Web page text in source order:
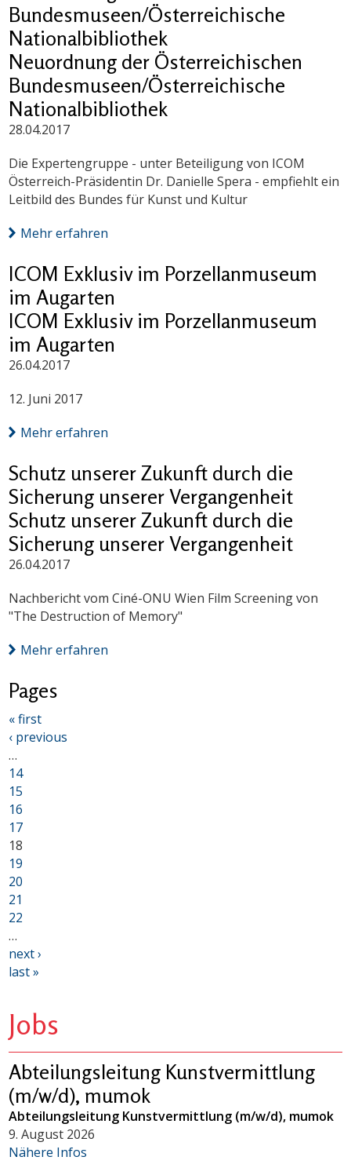
Bundesmuseen/Österreichische
Nationalbibliothek
Neuordnung der Österreichischen
Bundesmuseen/Österreichische
Nationalbibliothek
28.04.2017
Die Expertengruppe - unter Beteiligung von ICOM
Österreich-Präsidentin Dr. Danielle Spera - empfiehlt ein
Leitbild des Bundes für Kunst und Kultur
Mehr erfahren
ICOM Exklusiv im Porzellanmuseum
im Augarten
ICOM Exklusiv im Porzellanmuseum
im Augarten
26.04.2017
12. Juni 2017
Mehr erfahren
Schutz unserer Zukunft durch die
Sicherung unserer Vergangenheit
Schutz unserer Zukunft durch die
Sicherung unserer Vergangenheit
26.04.2017
Nachbericht vom Ciné-ONU Wien Film Screening von
"The Destruction of Memory"
Mehr erfahren
Pages
« first
‹ previous
…
14
15
16
17
18
19
20
21
22
…
next ›
last »
Jobs
Abteilungsleitung Kunstvermittlung
(m/w/d), mumok
Abteilungsleitung Kunstvermittlung (m/w/d), mumok
9. August 2026
Nähere Infos